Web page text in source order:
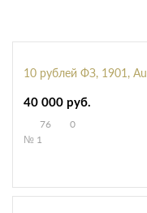
10 рублей ФЗ, 1901, Au
40 000 руб.
76
0
№ 1